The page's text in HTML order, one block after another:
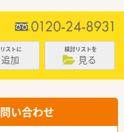
ストに
追加
検討リストを
見る
い合わせ